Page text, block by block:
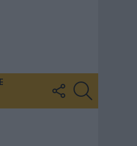
FOLLOW
US